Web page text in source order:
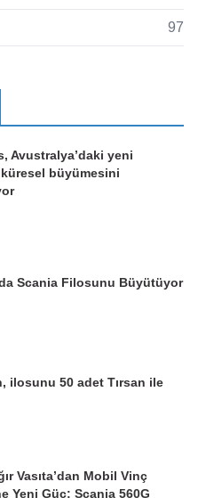
97
Avustralya’daki yeni
büyümesini
Scania Filosunu Büyütüyor
ilosunu 50 adet Tırsan ile
Vasıta’dan Mobil Vinç
Yeni Güç: Scania 560G